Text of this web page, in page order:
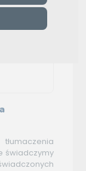
świadczymy